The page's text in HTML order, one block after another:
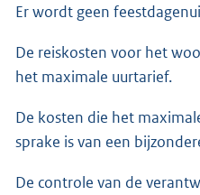
Er wordt geen
De reiskosten voor het
het maximale uurtarief.
De kosten die het
sprake is van een
De controle van de